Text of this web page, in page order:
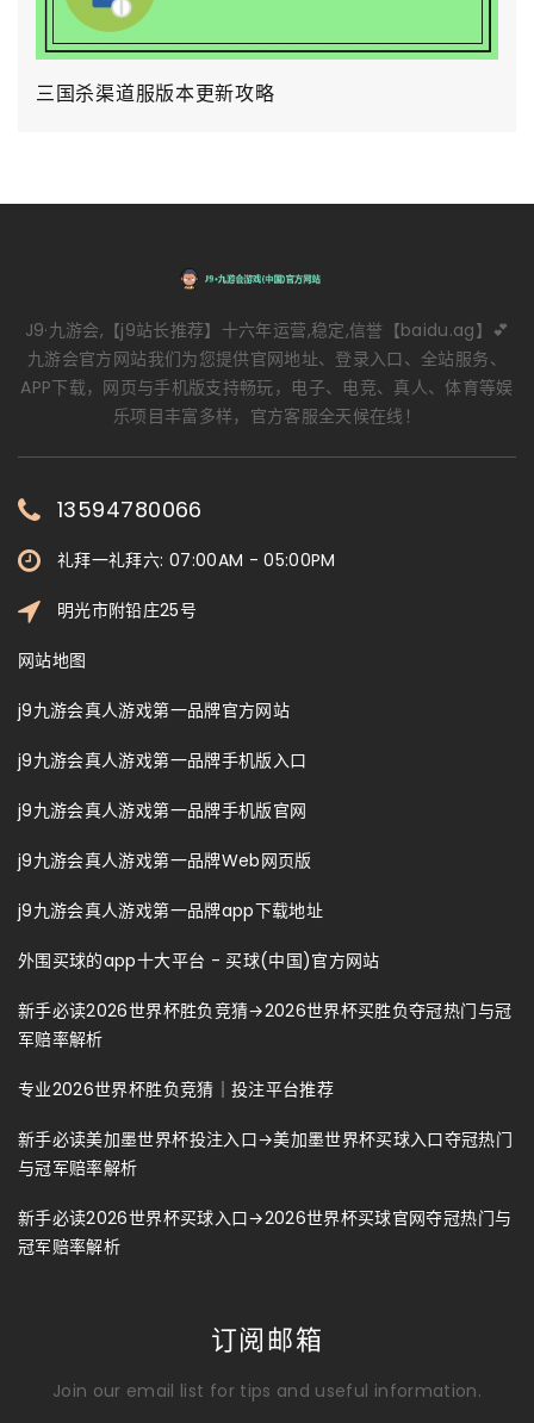
三国杀渠道服版本更新攻略
J9·九游会,【j9站长推荐】十六年运营,稳定,信誉【baidu.ag】💕
九游会官方网站我们为您提供官网地址、登录入口、全站服务、
APP下载，网页与手机版支持畅玩，电子、电竞、真人、体育等娱
乐项目丰富多样，官方客服全天候在线！
13594780066
礼拜一礼拜六: 07:00AM - 05:00PM
明光市附铅庄25号
网站地图
j9九游会真人游戏第一品牌官方网站
j9九游会真人游戏第一品牌手机版入口
j9九游会真人游戏第一品牌手机版官网
j9九游会真人游戏第一品牌Web网页版
j9九游会真人游戏第一品牌app下载地址
外围买球的app十大平台 - 买球(中国)官方网站
新手必读2026世界杯胜负竞猜→2026世界杯买胜负夺冠热门与冠
军赔率解析
专业2026世界杯胜负竞猜｜投注平台推荐
新手必读美加墨世界杯投注入口→美加墨世界杯买球入口夺冠热门
与冠军赔率解析
新手必读2026世界杯买球入口→2026世界杯买球官网夺冠热门与
冠军赔率解析
订阅邮箱
Join our email list for tips and useful information.